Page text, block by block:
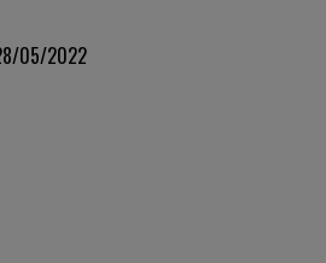
05/2022